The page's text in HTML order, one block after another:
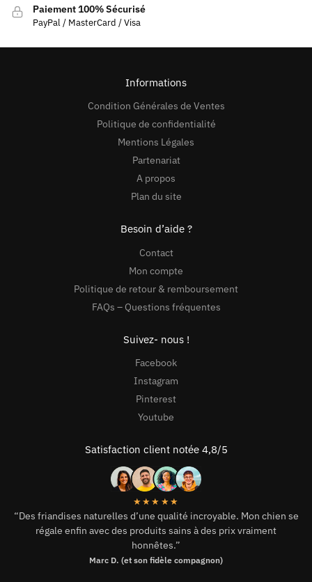
Paiement 100% Sécurisé
PayPal / MasterCard / Visa
Informations
Condition Générales de Ventes
Politique de confidentialité
Mentions Légales
Partenariat
A propos
Plan du site
Besoin d’aide ?
Contact
Mon compte
Politique de retour & remboursement
FAQs – Questions fréquentes
Suivez- nous !
Facebook
Instagram
Pinterest
Youtube
Satisfaction client notée 4,8/5
★★★★★
“Des friandises naturelles d’une qualité incroyable. Mon chien se
régale enfin avec des produits sains à des prix vraiment
honnêtes.”
Marc D. (et son fidèle compagnon)